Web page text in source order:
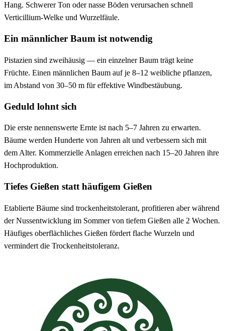
Hang. Schwerer Ton oder nasse Böden verursachen schnell
Verticillium-Welke und Wurzelfäule.
Ein männlicher Baum ist notwendig
Pistazien sind zweihäusig — ein einzelner Baum trägt keine
Früchte. Einen männlichen Baum auf je 8–12 weibliche pflanzen,
im Abstand von 30–50 m für effektive Windbestäubung.
Geduld lohnt sich
Die erste nennenswerte Ernte ist nach 5–7 Jahren zu erwarten.
Bäume werden Hunderte von Jahren alt und verbessern sich mit
dem Alter. Kommerzielle Anlagen erreichen nach 15–20 Jahren ihre
Hochproduktion.
Tiefes Gießen statt häufigem Gießen
Etablierte Bäume sind trockenheitstolerant, profitieren aber während
der Nussentwicklung im Sommer von tiefem Gießen alle 2 Wochen.
Häufiges oberflächliches Gießen fördert flache Wurzeln und
vermindert die Trockenheitstoleranz.